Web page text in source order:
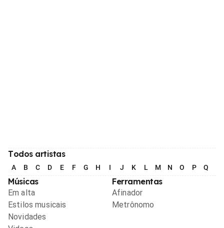
Todos artistas
A B C D E F G H I J K L M N O P Q
Músicas
Em alta
Estilos musicais
Novidades
Ferramentas
Afinador
Metrônomo